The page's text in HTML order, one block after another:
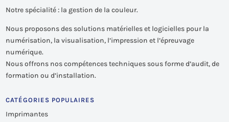
Notre spécialité : la gestion de la couleur.
Nous proposons des solutions matérielles et logicielles pour la
numérisation, la visualisation, l’impression et l’épreuvage
numérique.
Nous offrons nos compétences techniques sous forme d’audit, de
formation ou d’installation.
CATÉGORIES POPULAIRES
Imprimantes